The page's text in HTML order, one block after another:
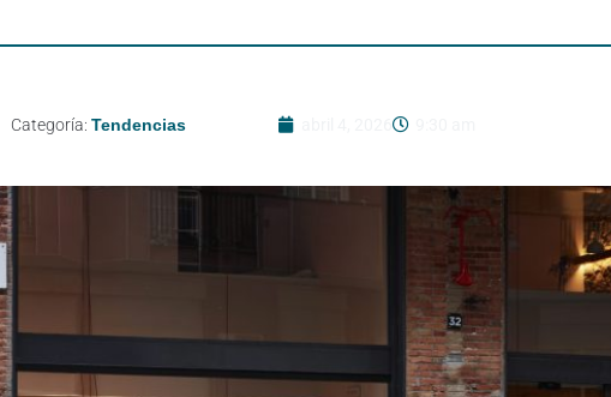
Categoría: Tendencias